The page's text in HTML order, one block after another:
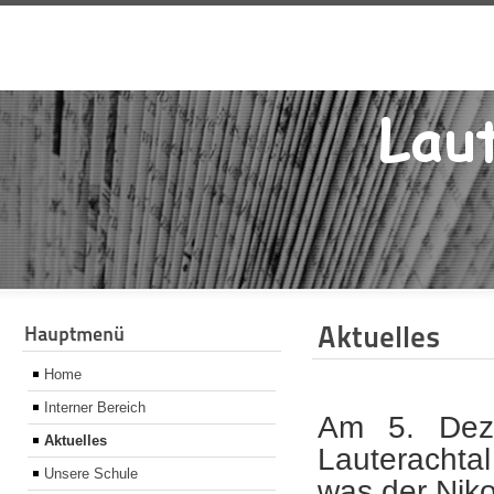
Hauptmenü
Home
Interner Bereich
Aktuelles
Unsere Schule
Aktuelles
Am 5.